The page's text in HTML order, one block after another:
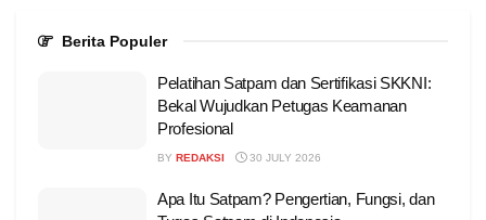
Berita Populer
Pelatihan Satpam dan Sertifikasi SKKNI:
Bekal Wujudkan Petugas Keamanan
Profesional
BY REDAKSI 30 JULY 2026
Apa Itu Satpam? Pengertian, Fungsi, dan